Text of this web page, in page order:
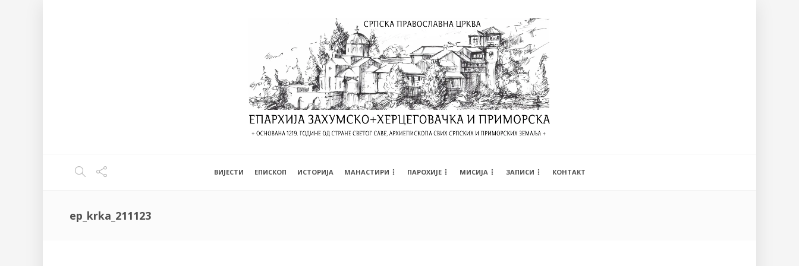
ВИЈЕСТИ EПИСКОП ИСТОРИЈА МАНАСТИРИ ПАРОХИЈЕ МИСИЈА ЗАПИСИ КОНТАКТ
ep_krka_211123